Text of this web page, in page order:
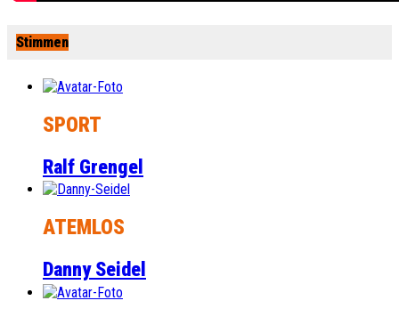
Stimmen
SPORT
Ralf Grengel
ATEMLOS
Danny Seidel